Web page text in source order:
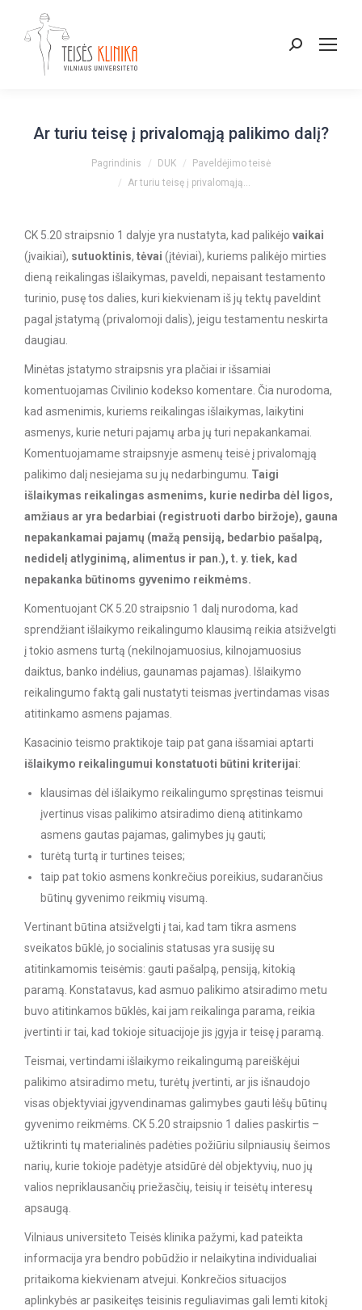
Paieška:
Ar turiu teisę į privalomąją palikimo dalį?
Pagrindinis DUK
Paveldėjimo teisė
Ar turiu teisę į privalomąją…
CK 5.20 straipsnio 1 dalyje yra nustatyta, kad palikėjo vaikai
(įvaikiai), sutuoktinis, tėvai (įtėviai), kuriems palikėjo mirties
dieną reikalingas išlaikymas, paveldi, nepaisant testamento
turinio, pusę tos dalies, kuri kiekvienam iš jų tektų paveldint
pagal įstatymą (privalomoji dalis), jeigu testamentu neskirta
daugiau.
Minėtas įstatymo straipsnis yra plačiai ir išsamiai
komentuojamas Civilinio kodekso komentare. Čia nurodoma,
kad asmenimis, kuriems reikalingas išlaikymas, laikytini
asmenys, kurie neturi pajamų arba jų turi nepakankamai.
Komentuojamame straipsnyje asmenų teisė į privalomąją
palikimo dalį nesiejama su jų nedarbingumu. Taigi
išlaikymas reikalingas asmenims, kurie nedirba dėl ligos,
amžiaus ar yra bedarbiai (registruoti darbo biržoje), gauna
nepakankamai pajamų (mažą pensiją, bedarbio pašalpą,
nedidelį atlyginimą, alimentus ir pan.), t. y. tiek, kad
nepakanka būtinoms gyvenimo reikmėms.
Komentuojant CK 5.20 straipsnio 1 dalį nurodoma, kad
sprendžiant išlaikymo reikalingumo klausimą reikia atsižvelgti
į tokio asmens turtą (nekilnojamuosius, kilnojamuosius
daiktus, banko indėlius, gaunamas pajamas). Išlaikymo
reikalingumo faktą gali nustatyti teismas įvertindamas visas
atitinkamo asmens pajamas.
Kasacinio teismo praktikoje taip pat gana išsamiai aptarti
išlaikymo reikalingumui konstatuoti būtini kriterijai:
klausimas dėl išlaikymo reikalingumo spręstinas teismui
įvertinus visas palikimo atsiradimo dieną atitinkamo
asmens gautas pajamas, galimybes jų gauti;
turėtą turtą ir turtines teises;
taip pat tokio asmens konkrečius poreikius, sudarančius
būtinų gyvenimo reikmių visumą.
Vertinant būtina atsižvelgti į tai, kad tam tikra asmens
sveikatos būklė, jo socialinis statusas yra susiję su
atitinkamomis teisėmis: gauti pašalpą, pensiją, kitokią
paramą. Konstatavus, kad asmuo palikimo atsiradimo metu
buvo atitinkamos būklės, kai jam reikalinga parama, reikia
įvertinti ir tai, kad tokioje situacijoje jis įgyja ir teisę į paramą.
Teismai, vertindami išlaikymo reikalingumą pareiškėjui
palikimo atsiradimo metu, turėtų įvertinti, ar jis išnaudojo
visas objektyviai įgyvendinamas galimybes gauti lėšų būtinų
gyvenimo reikmėms. CK 5.20 straipsnio 1 dalies paskirtis –
užtikrinti tų materialinės padėties požiūriu silpniausių šeimos
narių, kurie tokioje padėtyje atsidūrė dėl objektyvių, nuo jų
valios nepriklausančių priežasčių, teisių ir teisėtų interesų
apsaugą.
Vilniaus universiteto Teisės klinika pažymi, kad pateikta
informacija yra bendro pobūdžio ir nelaikytina individualiai
pritaikoma kiekvienam atvejui. Konkrečios situacijos
aplinkybės ar pasikeitęs teisinis reguliavimas gali lemti kitokį